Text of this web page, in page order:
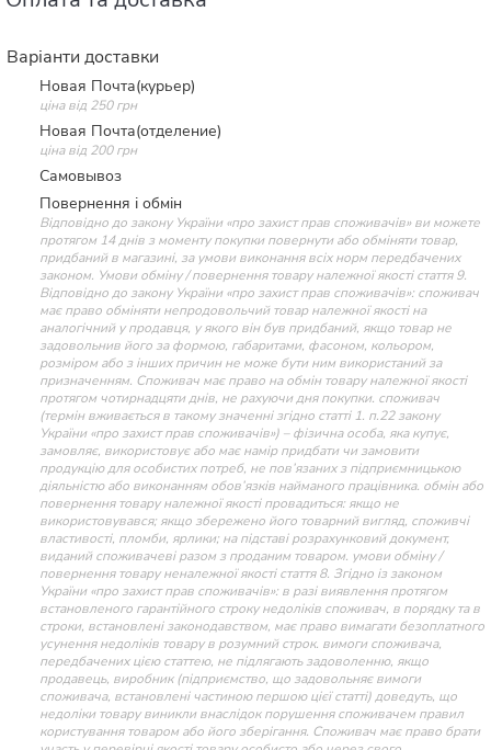
Варіанти доставки
Новая Почта(курьер)
ціна від 250 грн
Новая Почта(отделение)
ціна від 200 грн
Самовывоз
Повернення і обмін
Відповідно до закону України «про захист прав споживачів» ви можете
протягом 14 днів з моменту покупки повернути або обміняти товар,
придбаний в магазині, за умови виконання всіх норм передбачених
законом. Умови обміну / повернення товару належної якості стаття 9.
Відповідно до закону України «про захист прав споживачів»: споживач
має право обміняти непродовольчий товар належної якості на
аналогічний у продавця, у якого він був придбаний, якщо товар не
задовольнив його за формою, габаритами, фасоном, кольором,
розміром або з інших причин не може бути ним використаний за
призначенням. Споживач має право на обмін товару належної якості
протягом чотирнадцяти днів, не рахуючи дня покупки. споживач
(термін вживається в такому значенні згідно статті 1. п.22 закону
України «про захист прав споживачів») – фізична особа, яка купує,
замовляє, використовує або має намір придбати чи замовити
продукцію для особистих потреб, не пов’язаних з підприємницькою
діяльністю або виконанням обов’язків найманого працівника. обмін або
повернення товару належної якості провадиться: якщо не
використовувався; якщо збережено його товарний вигляд, споживчі
властивості, пломби, ярлики; на підставі розрахунковий документ,
виданий споживачеві разом з проданим товаром. умови обміну /
повернення товару неналежної якості стаття 8. Згідно із законом
України «про захист прав споживачів»: в разі виявлення протягом
встановленого гарантійного строку недоліків споживач, в порядку та в
строки, встановлені законодавством, має право вимагати безоплатного
усунення недоліків товару в розумний строк. вимоги споживача,
передбачених цією статтею, не підлягають задоволенню, якщо
продавець, виробник (підприємство, що задовольняє вимоги
споживача, встановлені частиною першою цієї статті) доведуть, що
недоліки товару виникли внаслідок порушення споживачем правил
користування товаром або його зберігання. Споживач має право брати